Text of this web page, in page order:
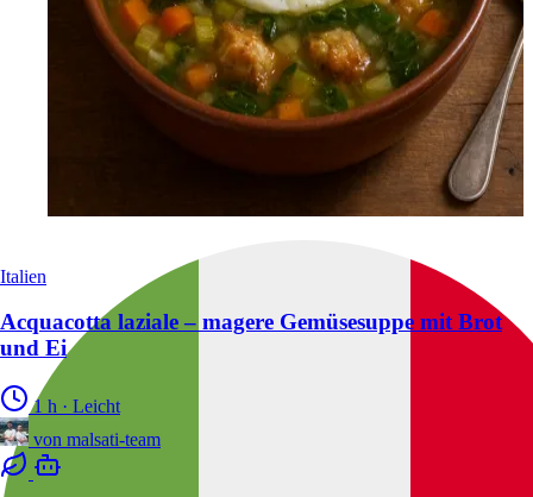
Italien
Acquacotta laziale – magere Gemüsesuppe mit Brot
und Ei
1 h · Leicht
von malsati-team